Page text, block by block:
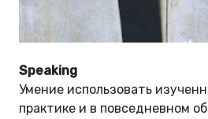
Speaking
Умение использовать
практике и в повседневном